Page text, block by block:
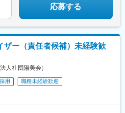
駅、スタジアムシティノース駅、いづろ
応募する
ザー（責任者候補）未経験歓
人社団陽美会）
用
職種未経験歓迎